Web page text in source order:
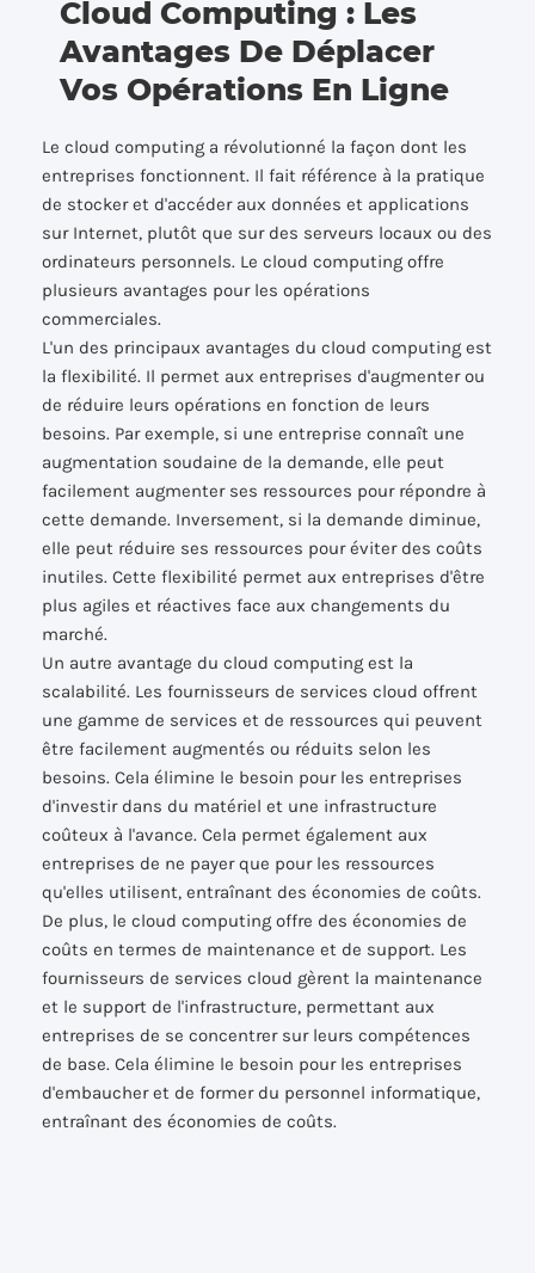
Cloud Computing : Les
Avantages De Déplacer
Vos Opérations En Ligne
Le cloud computing a révolutionné la façon dont les
entreprises fonctionnent. Il fait référence à la pratique
de stocker et d'accéder aux données et applications
sur Internet, plutôt que sur des serveurs locaux ou des
ordinateurs personnels. Le cloud computing offre
plusieurs avantages pour les opérations
commerciales.
L'un des principaux avantages du cloud computing est
la flexibilité. Il permet aux entreprises d'augmenter ou
de réduire leurs opérations en fonction de leurs
besoins. Par exemple, si une entreprise connaît une
augmentation soudaine de la demande, elle peut
facilement augmenter ses ressources pour répondre à
cette demande. Inversement, si la demande diminue,
elle peut réduire ses ressources pour éviter des coûts
inutiles. Cette flexibilité permet aux entreprises d'être
plus agiles et réactives face aux changements du
marché.
Un autre avantage du cloud computing est la
scalabilité. Les fournisseurs de services cloud offrent
une gamme de services et de ressources qui peuvent
être facilement augmentés ou réduits selon les
besoins. Cela élimine le besoin pour les entreprises
d'investir dans du matériel et une infrastructure
coûteux à l'avance. Cela permet également aux
entreprises de ne payer que pour les ressources
qu'elles utilisent, entraînant des économies de coûts.
De plus, le cloud computing offre des économies de
coûts en termes de maintenance et de support. Les
fournisseurs de services cloud gèrent la maintenance
et le support de l'infrastructure, permettant aux
entreprises de se concentrer sur leurs compétences
de base. Cela élimine le besoin pour les entreprises
d'embaucher et de former du personnel informatique,
entraînant des économies de coûts.